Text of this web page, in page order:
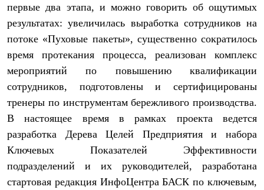
Кроссовки
Гамаши и бахилы
Гамаши
Тапочки и чуни
Тапочки
Чуни
Уход за обувью
Аксессуары
Головные уборы
Балаклавы и маски
Кепки и бейсболки
Шарфы
Панамы
первые два этапа, и можно говорить об ощутимых
результатах: увеличилась выработка сотрудников на
потоке «Пуховые пакеты», существенно сократилось
время протекания процесса, реализован комплекс
мероприятий по повышению квалификации
сотрудников, подготовлены и сертифицированы
тренеры по инструментам бережливого производства.
В настоящее время в рамках проекта ведется
разработка Дерева Целей Предприятия и набора
Ключевых Показателей Эффективности
подразделений и их руководителей, разработана
стартовая редакция ИнфоЦентра БАСК по ключевым,